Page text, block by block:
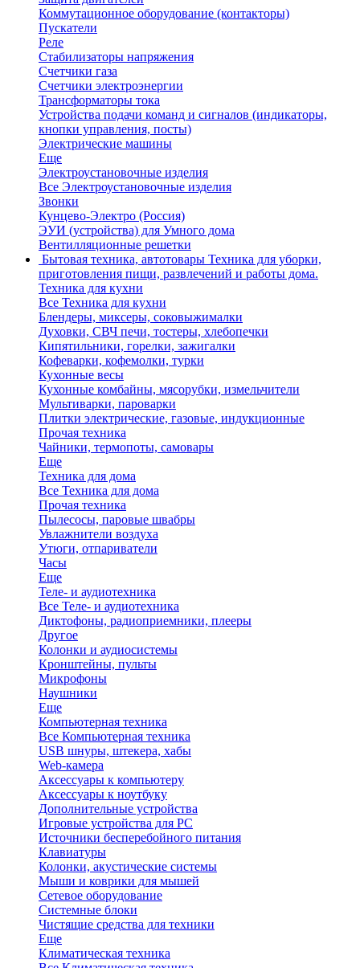
Коммутационное оборудование (контакторы)
Пускатели
Реле
Стабилизаторы напряжения
Счетчики газа
Счетчики электроэнергии
Трансформаторы тока
Устройства подачи команд и сигналов (индикаторы,
кнопки управления, посты)
Электрические машины
Еще
Электроустановочные изделия
Все Электроустановочные изделия
Звонки
Кунцево-Электро (Россия)
ЭУИ (устройства) для Умного дома
Вентилляционные решетки
Бытовая техника, автотовары Техника для уборки,
приготовления пищи, развлечений и работы дома.
Техника для кухни
Все Техника для кухни
Блендеры, миксеры, соковыжималки
Духовки, СВЧ печи, тостеры, хлебопечки
Кипятильники, горелки, зажигалки
Кофеварки, кофемолки, турки
Кухонные весы
Кухонные комбайны, мясорубки, измельчители
Мультиварки, пароварки
Плитки электрические, газовые, индукционные
Прочая техника
Чайники, термопоты, самовары
Еще
Техника для дома
Все Техника для дома
Прочая техника
Пылесосы, паровые швабры
Увлажнители воздуха
Утюги, отпариватели
Часы
Еще
Теле- и аудиотехника
Все Теле- и аудиотехника
Диктофоны, радиоприемники, плееры
Другое
Колонки и аудиосистемы
Кронштейны, пульты
Микрофоны
Наушники
Еще
Компьютерная техника
Все Компьютерная техника
USB шнуры, штекера, хабы
Web-камера
Аксессуары к компьютеру
Аксессуары к ноутбуку
Дополнительные устройства
Игровые устройства для PC
Источники бесперебойного питания
Клавиатуры
Колонки, акустические системы
Мыши и коврики для мышей
Сетевое оборудование
Системные блоки
Чистящие средства для техники
Еще
Климатическая техника